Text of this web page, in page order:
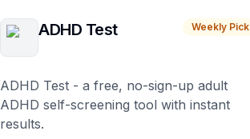
ADHD Test Weekly Pick
ADHD Test - a free, no-sign-up adult
ADHD self-screening tool with instant
results.